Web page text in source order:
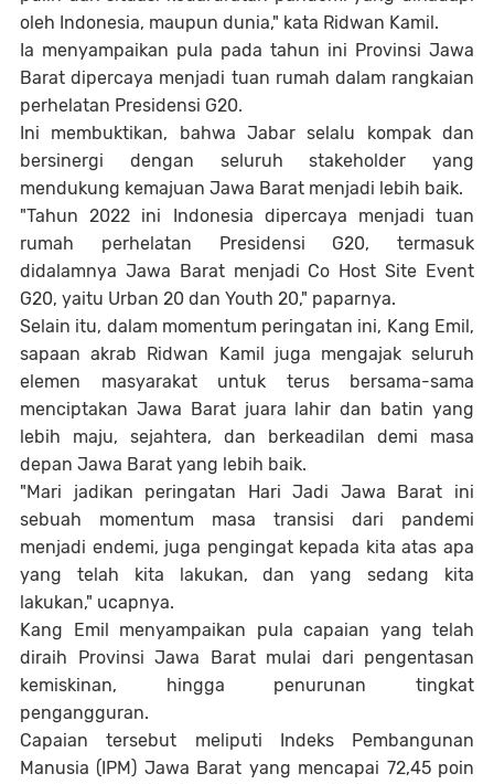
oleh Indonesia, maupun dunia," kata Ridwan Kamil.
Ia menyampaikan pula pada tahun ini Provinsi Jawa
Barat dipercaya menjadi tuan rumah dalam rangkaian
perhelatan Presidensi G20.
Ini membuktikan, bahwa Jabar selalu kompak dan
bersinergi dengan seluruh stakeholder yang
mendukung kemajuan Jawa Barat menjadi lebih baik.
"Tahun 2022 ini Indonesia dipercaya menjadi tuan
rumah perhelatan Presidensi G20, termasuk
didalamnya Jawa Barat menjadi Co Host Site Event
G20, yaitu Urban 20 dan Youth 20," paparnya.
Selain itu, dalam momentum peringatan ini, Kang Emil,
sapaan akrab Ridwan Kamil juga mengajak seluruh
elemen masyarakat untuk terus bersama-sama
menciptakan Jawa Barat juara lahir dan batin yang
lebih maju, sejahtera, dan berkeadilan demi masa
depan Jawa Barat yang lebih baik.
"Mari jadikan peringatan Hari Jadi Jawa Barat ini
sebuah momentum masa transisi dari pandemi
menjadi endemi, juga pengingat kepada kita atas apa
yang telah kita lakukan, dan yang sedang kita
lakukan," ucapnya.
Kang Emil menyampaikan pula capaian yang telah
diraih Provinsi Jawa Barat mulai dari pengentasan
kemiskinan, hingga penurunan tingkat
pengangguran.
Capaian tersebut meliputi Indeks Pembangunan
Manusia (IPM) Jawa Barat yang mencapai 72,45 poin